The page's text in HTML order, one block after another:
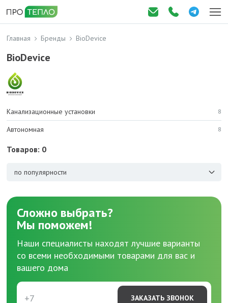
Главная Бренды BioDevice
BioDevice
Канализационные установки 8
Автономная 8
Товаров: 0
по популярности
Сложно выбрать?
Мы поможем!
Наши специалисты находят лучшие варианты
со всеми необходимыми товарами для вас и
вашего дома
ЗАКАЗАТЬ ЗВОНОК